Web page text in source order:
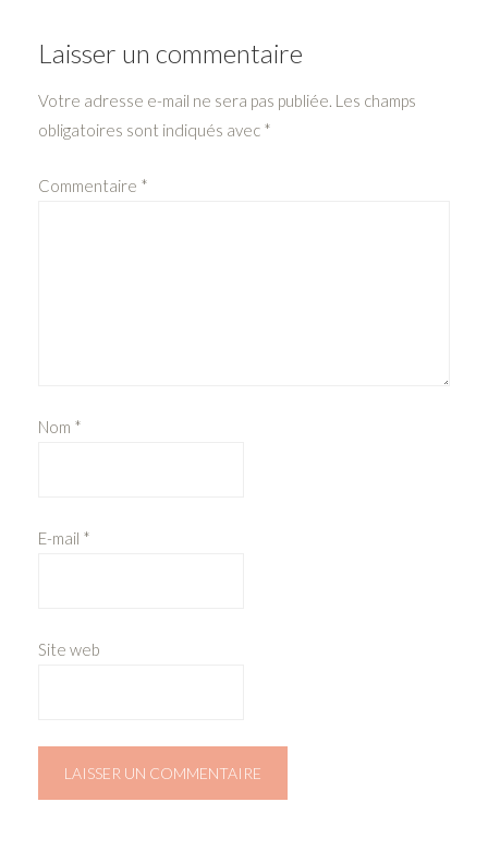
Laisser un commentaire
Votre adresse e-mail ne sera pas publiée. Les champs
obligatoires sont indiqués avec *
Commentaire *
Nom *
E-mail *
Site web